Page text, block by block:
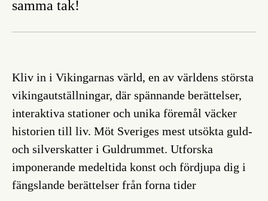
samma tak!
Kliv in i Vikingarnas värld, en av världens största
vikingautställningar, där spännande berättelser,
interaktiva stationer och unika föremål väcker
historien till liv. Möt Sveriges mest utsökta guld-
och silverskatter i Guldrummet. Utforska
imponerande medeltida konst och fördjupa dig i
fängslande berättelser från forna tider